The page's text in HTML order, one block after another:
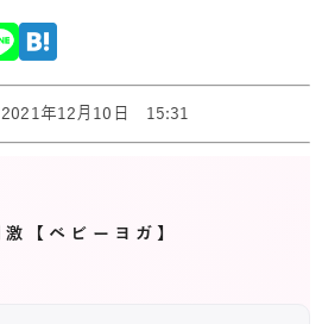
年12月10日 15:31
【ベビーヨガ】